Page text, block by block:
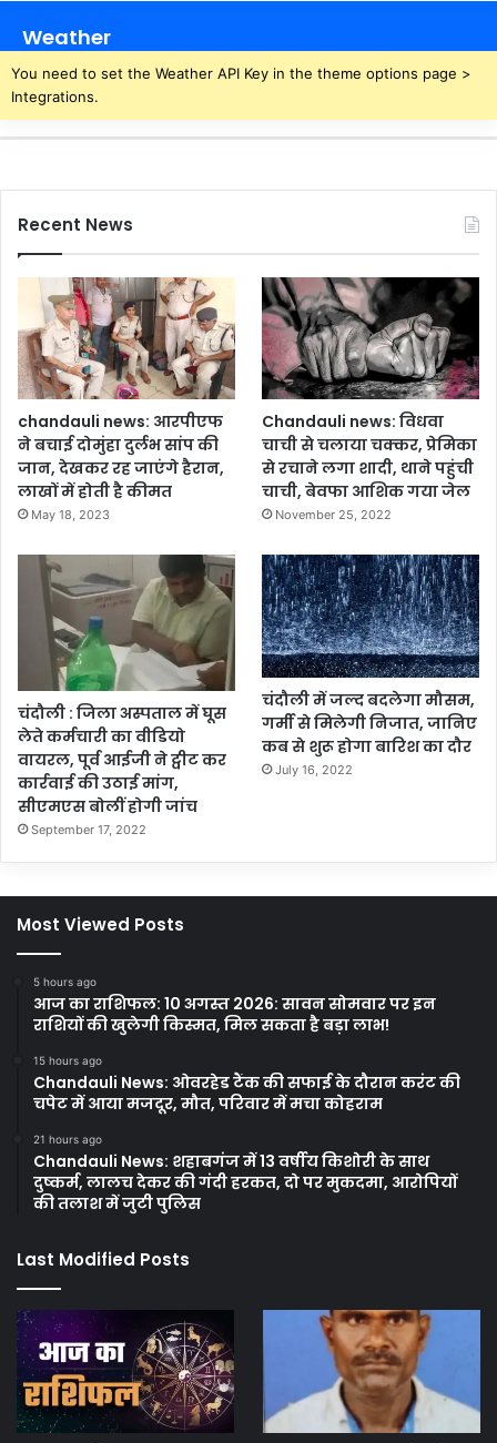
Weather
You need to set the Weather API Key in the theme options page >
Integrations.
Recent News
chandauli news: आरपीएफ
ने बचाई दोमुंहा दुर्लभ सांप की
जान, देखकर रह जाएंगे हैरान,
लाखों में होती है कीमत
May 18, 2023
Chandauli news: विधवा
चाची से चलाया चक्कर, प्रेमिका
से रचाने लगा शादी, थाने पहुंची
चाची, बेवफा आशिक गया जेल
November 25, 2022
चंदौली : जिला अस्पताल में घूस
लेते कर्मचारी का वीडियो
वायरल, पूर्व आईजी ने ट्वीट कर
कार्रवाई की उठाई मांग,
सीएमएस बोलीं होगी जांच
September 17, 2022
चंदौली में जल्द बदलेगा मौसम,
गर्मी से मिलेगी निजात, जानिए
कब से शुरू होगा बारिश का दौर
July 16, 2022
Most Viewed Posts
5 hours ago
आज का राशिफल: 10 अगस्त 2026: सावन सोमवार पर इन
राशियों की खुलेगी किस्मत, मिल सकता है बड़ा लाभ!
15 hours ago
Chandauli News: ओवरहेड टैंक की सफाई के दौरान करंट की
चपेट में आया मजदूर, मौत, परिवार में मचा कोहराम
21 hours ago
Chandauli News: शहाबगंज में 13 वर्षीय किशोरी के साथ
दुष्कर्म, लालच देकर की गंदी हरकत, दो पर मुकदमा, आरोपियों
की तलाश में जुटी पुलिस
Last Modified Posts